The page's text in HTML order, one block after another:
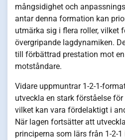
mångsidighet och
antar denna formation kan
utmärka sig i flera roller, vilket
övergripande lagdynamiken.
till förbättrad prestation mot
motståndare.
Vidare uppmuntrar 1-2-1-
utveckla en stark förståelse
vilket kan vara fördelaktigt i
När lagen fortsätter att
principerna som lärs från 1-2-